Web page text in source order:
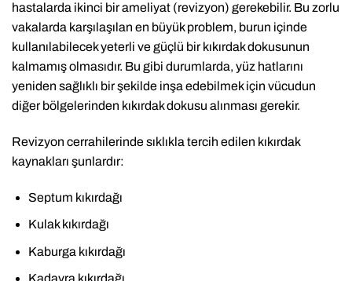
hastalarda ikinci bir ameliyat (revizyon) gerekebilir. Bu zorlu
vakalarda karşılaşılan en büyük problem, burun içinde
kullanılabilecek yeterli ve güçlü bir kıkırdak dokusunun
kalmamış olmasıdır. Bu gibi durumlarda, yüz hatlarını
yeniden sağlıklı bir şekilde inşa edebilmek için vücudun
diğer bölgelerinden kıkırdak dokusu alınması gerekir.
Revizyon cerrahilerinde sıklıkla tercih edilen kıkırdak
kaynakları şunlardır:
Septum kıkırdağı
Kulak kıkırdağı
Kaburga kıkırdağı